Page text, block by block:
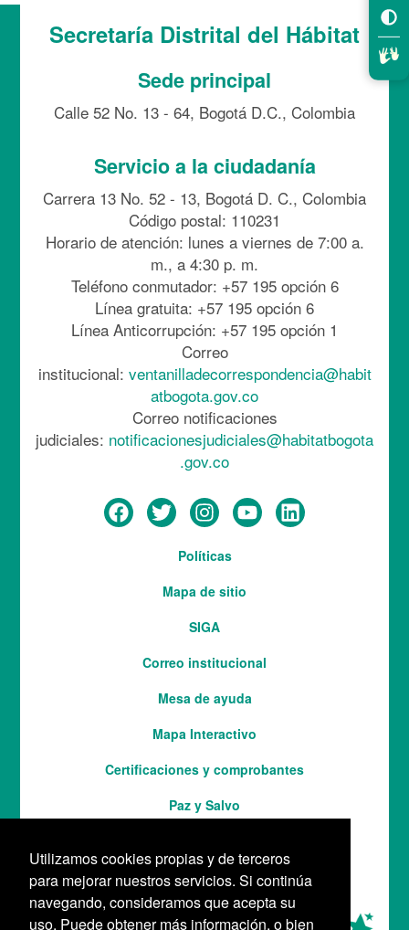
Utilizamos cookies propias y de terceros
para mejorar nuestros servicios. Si continúa
navegando, consideramos que acepta su
uso. Puede obtener más información, o bien
Secretaría Distrital del Hábitat
Sede principal
Calle 52 No. 13 - 64, Bogotá D.C., Colombia
Servicio a la ciudadanía
Carrera 13 No. 52 - 13, Bogotá D. C., Colombia
Código postal: 110231
Horario de atención: lunes a viernes de 7:00 a.
m., a 4:30 p. m.
Teléfono conmutador: +57 195 opción 6
Línea gratuita: +57 195 opción 6
Línea Anticorrupción: +57 195 opción 1
Correo
institucional: ventanilladecorrespondencia@habit
atbogota.gov.co
Correo notificaciones
judiciales: notificacionesjudiciales@habitatbogota
.gov.co
Políticas
Mapa de sitio
SIGA
Correo institucional
Mesa de ayuda
Mapa Interactivo
ServicesCertificaciones y comprobantes
Paz y Salvo